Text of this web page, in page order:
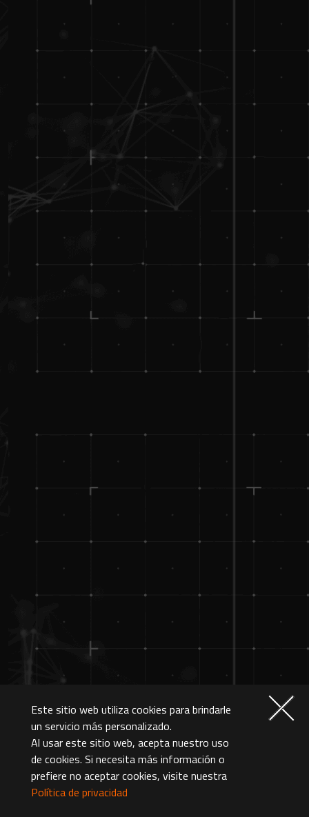
Este sitio web utiliza cookies para brindarle
un servicio más personalizado.
Al usar este sitio web, acepta nuestro uso
de cookies. Si necesita más información o
prefiere no aceptar cookies, visite nuestra
Política de privacidad